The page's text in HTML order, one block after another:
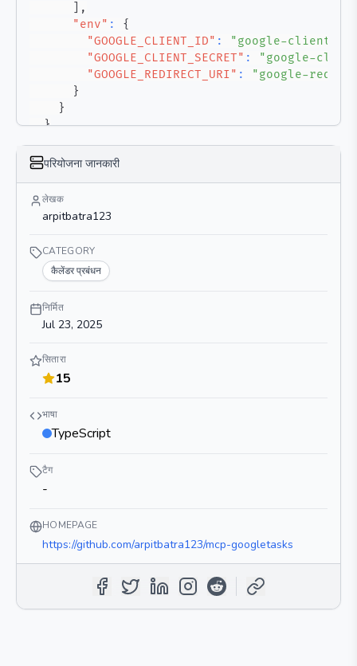
,
"env" :
{
"GOOGLE_CLIENT_ID" :
"google-client-
"GOOGLE_CLIENT_SECRET" :
"google-
"GOOGLE_REDIRECT_URI" :
"google-
}
}
}
परियोजना जानकारी
लेखक
arpitbatra123
CATEGORY
कैलेंडर प्रबंधन
निर्मित
Jul 23, 2025
सितारा
15
भाषा
TypeScript
टैग
-
HOMEPAGE
https://github.com/arpitbatra123/mcp-googletasks